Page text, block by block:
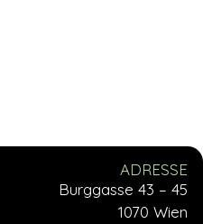
ADRESSE
Burggasse 43 – 45
1070 Wien